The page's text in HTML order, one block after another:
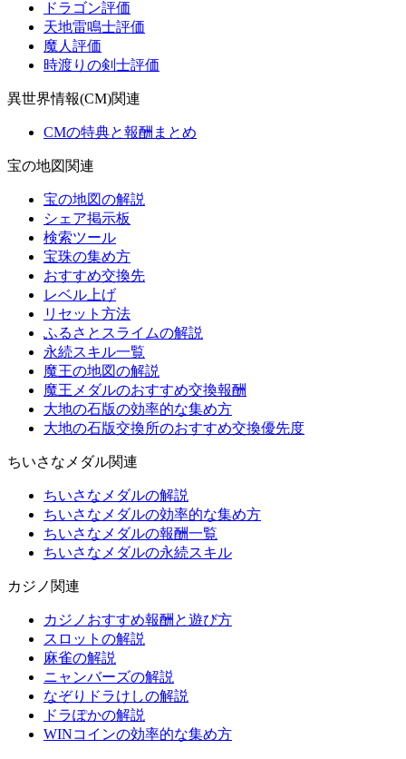
ドラゴン評価
天地雷鳴士評価
魔人評価
時渡りの剣士評価
異世界情報(CM)関連
CMの特典と報酬まとめ
宝の地図関連
宝の地図の解説
シェア掲示板
検索ツール
宝珠の集め方
おすすめ交換先
レベル上げ
リセット方法
ふるさとスライムの解説
永続スキル一覧
魔王の地図の解説
魔王メダルのおすすめ交換報酬
大地の石版の効率的な集め方
大地の石版交換所のおすすめ交換優先度
ちいさなメダル関連
ちいさなメダルの解説
ちいさなメダルの効率的な集め方
ちいさなメダルの報酬一覧
ちいさなメダルの永続スキル
カジノ関連
カジノおすすめ報酬と遊び方
スロットの解説
麻雀の解説
ニャンバーズの解説
なぞりドラけしの解説
ドラぽかの解説
WINコインの効率的な集め方